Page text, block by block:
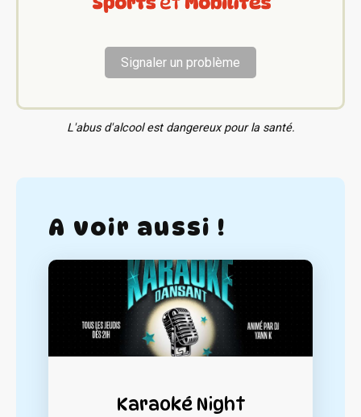
Signaler un problème
L'abus d'alcool est dangereux pour la santé.
A voir aussi !
Karaoké Night